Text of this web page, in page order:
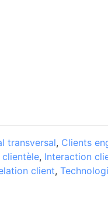
transversal, Clients
, Interaction
client,